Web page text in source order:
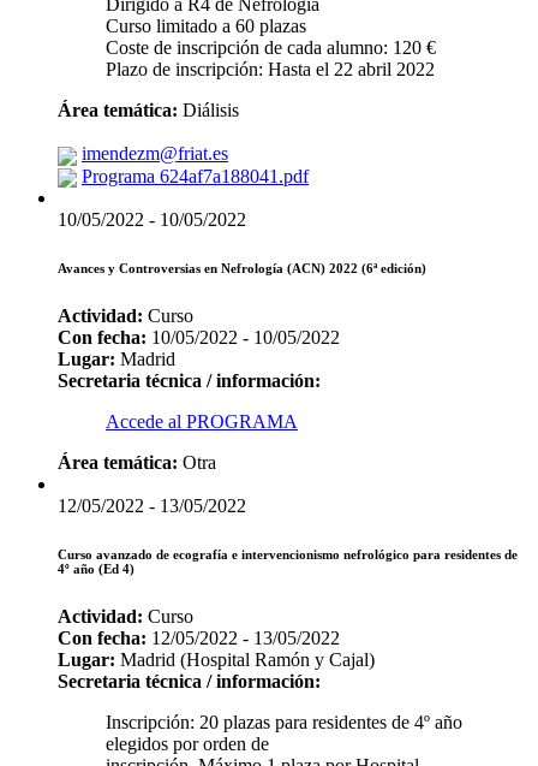
Dirigido a R4 de Nefrología
Curso limitado a 60 plazas
Coste de inscripción de cada alumno: 120 €
Plazo de inscripción: Hasta el 22 abril 2022
Área temática: Diálisis
imendezm@friat.es
Programa 624af7a188041.pdf
10/05/2022 - 10/05/2022
Avances y Controversias en Nefrología (ACN) 2022 (6ª edición)
Actividad: Curso
Con fecha: 10/05/2022 - 10/05/2022
Lugar: Madrid
Secretaria técnica / información:
Accede al PROGRAMA
Área temática: Otra
12/05/2022 - 13/05/2022
Curso avanzado de ecografía e intervencionismo nefrológico para residentes de
4º año (Ed 4)
Actividad: Curso
Con fecha: 12/05/2022 - 13/05/2022
Lugar: Madrid (Hospital Ramón y Cajal)
Secretaria técnica / información:
Inscripción: 20 plazas para residentes de 4º año
elegidos por orden de